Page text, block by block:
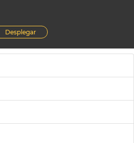
Desplegar